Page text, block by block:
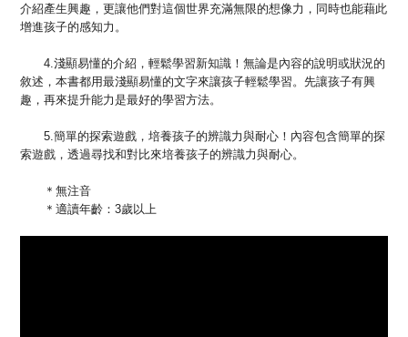
介紹產生興趣，更讓他們對這個世界充滿無限的想像力，同時也能藉此
增進孩子的感知力。
4.淺顯易懂的介紹，輕鬆學習新知識！無論是內容的說明或狀況的
敘述，本書都用最淺顯易懂的文字來讓孩子輕鬆學習。先讓孩子有興
趣，再來提升能力是最好的學習方法。
5.簡單的探索遊戲，培養孩子的辨識力與耐心！內容包含簡單的探
索遊戲，透過尋找和對比來培養孩子的辨識力與耐心。
＊無注音
＊適讀年齡：3歲以上